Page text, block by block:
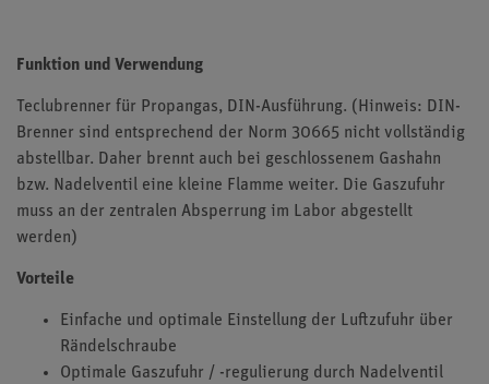
Funktion und Verwendung
Teclubrenner für Propangas, DIN-Ausführung. (Hinweis: DIN-
Brenner sind entsprechend der Norm 30665 nicht vollständig
abstellbar. Daher brennt auch bei geschlossenem Gashahn
bzw. Nadelventil eine kleine Flamme weiter. Die Gaszufuhr
muss an der zentralen Absperrung im Labor abgestellt
werden)
Vorteile
Einfache und optimale Einstellung der Luftzufuhr über
Rändelschraube
Optimale Gaszufuhr / -regulierung durch Nadelventil